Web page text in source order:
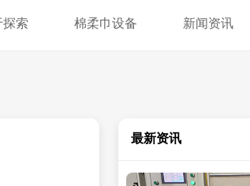
探索 棉柔巾设备 新闻资讯
最新资讯